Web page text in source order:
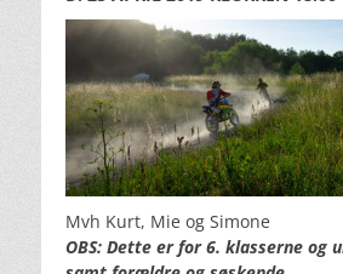
Mvh Kurt, Mie og Simone
OBS: Dette er for 6. klasserne og